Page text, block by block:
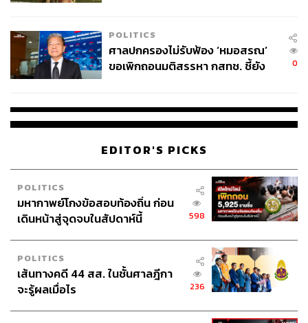
POLITICS
ศาลปกครองไม่รับฟ้อง ‘หมอสรณ’
ขอเพิกถอนมติสรรหา กสทช. ชี้ยัง
0
EDITOR'S PICKS
POLITICS
มหากาพย์โกงข้อสอบท้องถิ่น ก่อน
เดินหน้าสู่จุดจบในสัปดาห์นี้
598
POLITICS
เส้นทางคดี 44 สส. ในชั้นศาลฎีกา
จะรู้ผลเมื่อไร
236